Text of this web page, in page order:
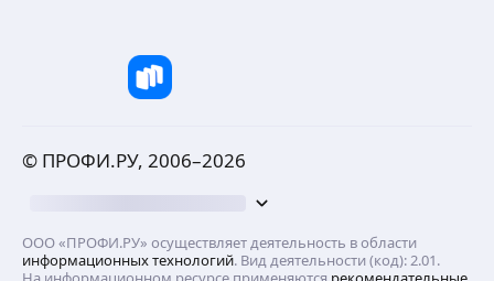
© ПРОФИ.РУ, 2006–2026
ООО «ПРОФИ.РУ» осуществляет деятельность в области
информационных технологий. Вид деятельности (код): 2.01.